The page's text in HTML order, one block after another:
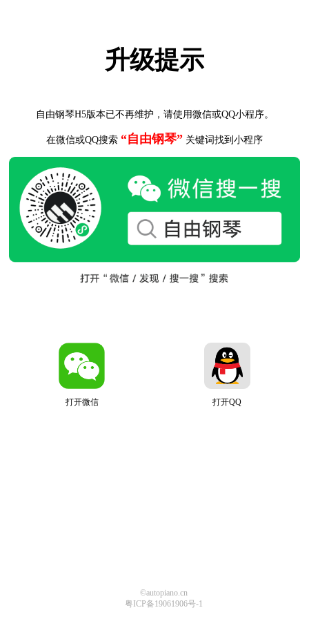
升级提示
自由钢琴H5版本已不再维护，请使用微信或QQ小程序。
在微信或QQ搜索 “自由钢琴” 关键词找到小程序
打开微信 打开QQ
©autopiano.cn
粤ICP备19061906号-1